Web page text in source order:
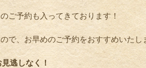
ご予約も入ってきております！
で、お早めのご予約をおすすめいたし
逃しなく！